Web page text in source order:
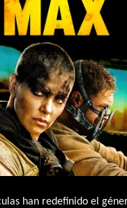
han redefinido el